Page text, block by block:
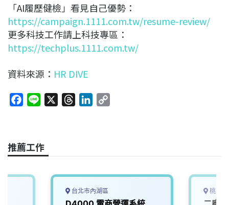
「AI履歷健檢」看見自己優勢：
https://campaign.1111.com.tw/resume-review/
更多科技工作請上科技專區：
https://techplus.1111.com.tw/
資料來源： HR DIVE
e
b
o
a
s
e
I
n
L
n
推薦工作
台北市內湖區 桃園